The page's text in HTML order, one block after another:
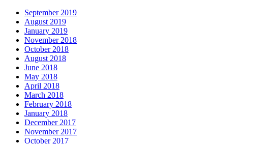
September 2019
August 2019
January 2019
November 2018
October 2018
August 2018
June 2018
May 2018
April 2018
March 2018
February 2018
January 2018
December 2017
November 2017
October 2017